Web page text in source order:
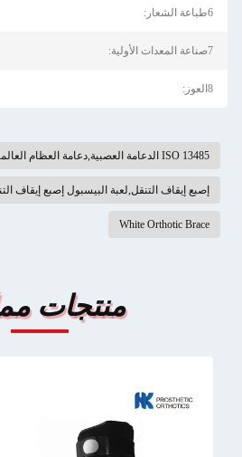
6طباعة الشعار:
7صناعة المعدات الأولية:
8العوز:
ISO 13485 الدعامة العصبية,دعامة العظام العالمية,العصا العصبية البيضاء
إصبع إيقاف التنقل,لعبة البيسبول إصبع إيقاف
White Orthotic Brace
منتجات